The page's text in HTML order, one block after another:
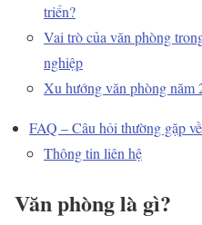
triển?
Vai trò của văn phòng
nghiệp
Xu hướng văn phòng năm
FAQ – Câu hỏi thường gặp
Thông tin liên hệ
Văn phòng là gì?